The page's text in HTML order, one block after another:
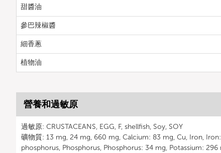
甜醬油
參巴辣椒醬
細香蔥
植物油
營養和過敏原
過敏原: CRUSTACEANS, EGG, F, shellfish, Soy, SOY
礦物質: 13 mg, 24 mg, 660 mg, Calcium: 83 mg, Cu, Iron,
phosphorus, Phosphorus, Phosphorus: 34 mg, Potassium: